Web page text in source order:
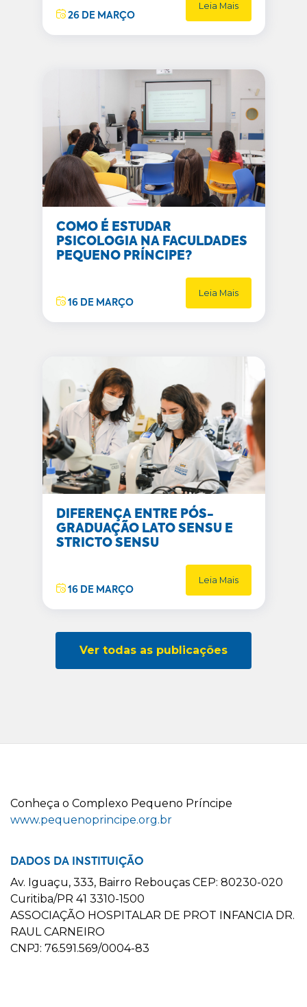
26 DE MARÇO
Leia Mais
COMO É ESTUDAR
PSICOLOGIA NA FACULDADES
PEQUENO PRÍNCIPE?
16 DE MARÇO
Leia Mais
DIFERENÇA ENTRE PÓS-
GRADUAÇÃO LATO SENSU E
STRICTO SENSU
16 DE MARÇO
Leia Mais
Ver todas as publicações
Conheça o Complexo Pequeno Príncipe
www.pequenoprincipe.org.br
DADOS DA INSTITUIÇÃO
Av. Iguaçu, 333, Bairro Rebouças CEP: 80230-020
Curitiba/PR 41 3310-1500
ASSOCIAÇÃO HOSPITALAR DE PROT INFANCIA DR.
RAUL CARNEIRO
CNPJ: 76.591.569/0004-83